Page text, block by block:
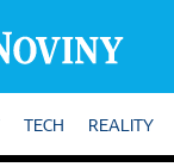
TECH REALITY